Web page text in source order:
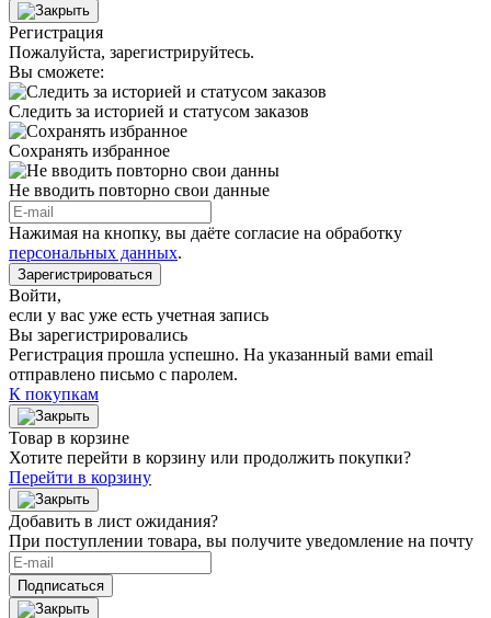
Регистрация
Пожалуйста, зарегистрируйтесь.
Вы сможете:
Следить за историей и статусом заказов
Сохранять избранное
Не вводить повторно свои данные
Нажимая на кнопку, вы даёте согласие на обработку
персональных данных.
Зарегистрироваться
Войти,
если у вас уже есть учетная запись
Вы зарегистрировались
Регистрация прошла успешно. На указанный вами email
отправлено письмо с паролем.
К покупкам
Товар в корзине
Хотите перейти в корзину или продолжить покупки?
Перейти в корзину
Добавить в лист ожидания?
При поступлении товара, вы получите уведомление на почту
Подписаться